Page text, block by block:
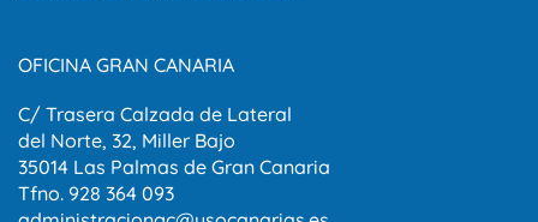
OFICINA GRAN CANARIA
C/ Trasera Calzada de Lateral
del Norte, 32, Miller Bajo
35014 Las Palmas de Gran Canaria
Tfno. 928 364 093